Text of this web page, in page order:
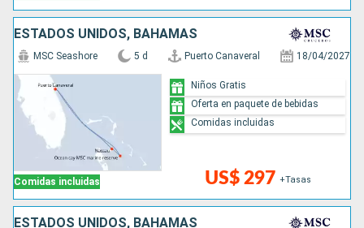
ESTADOS UNIDOS, BAHAMAS
Comidas incluidas
MSC Seashore 5 d Puerto Canaveral 18/04/2027
US$ 297 +Tasas
Niños Gratis
Oferta en paquete de bebidas
Comidas incluidas
ESTADOS UNIDOS, BAHAMAS